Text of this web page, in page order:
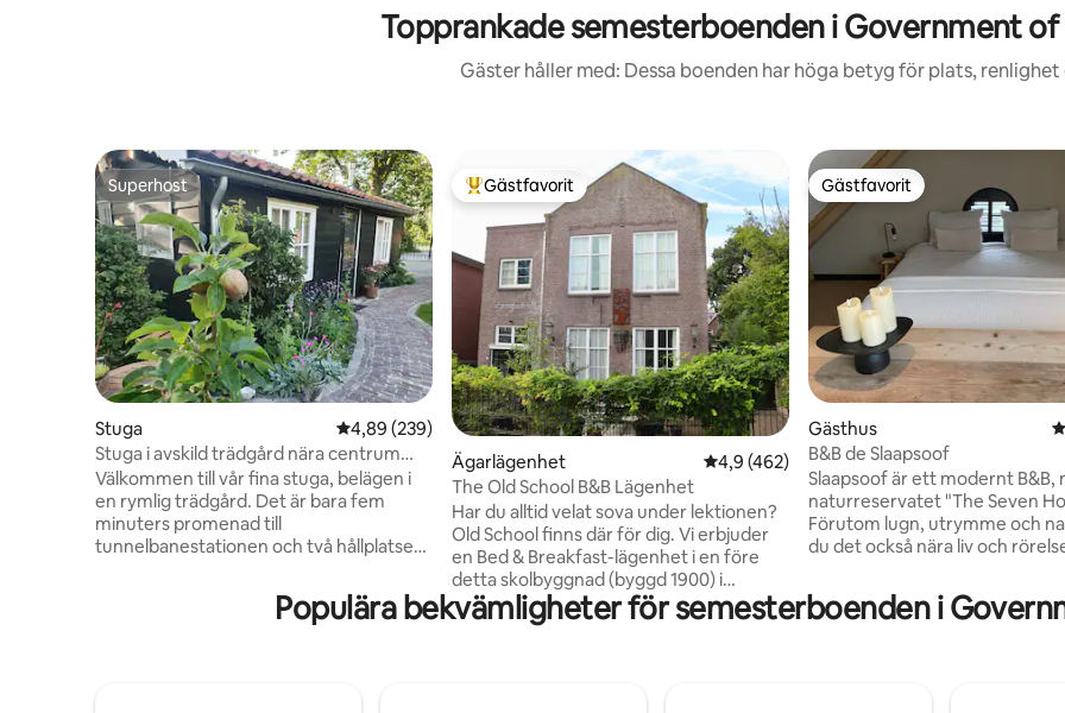
Topprankade semesterboenden i Government
Gäster håller med: Dessa boenden har höga betyg för plats, renlighet
Superhost
Superhost
Stuga 4,89 av 5 i genomsnittligt betyg, 239 omdömen
4,89 (239)
Stuga i avskild trädgård nära centrum
Rotterdam
Välkommen till vår fina stuga, belägen i
en rymlig trädgård. Det är bara fem
minuters promenad till
tunnelbanestationen och två hållplatser
perfekta platsen för att utforska staden
och omgivningen. Stugan är fullt
Populär gästfavorit
Gästfavorit
Ägarlägenhet 4,9 av 5 i genomsnittligt betyg, 462
4,9 (462)
The Old School B&B Lägenhet
Har du alltid velat sova under lektionen?
Old School finns där för dig. Vi erbjuder
en Bed & Breakfast-lägenhet i en före
detta skolbyggnad (byggd 1900) i
Schiedam. Lägenheten (67 m2/720 ft2)
ligger på bottenvåningen. Det finns
Gästfavorit
Gästfavorit
Gästhus
B&B de Slaapsoof
Slaapsoof är ett modernt B&B,
naturreservatet "The Seven
Förutom lugn, utrymme och
du det också nära liv och
kilometer bort, vackra cykel-
vandringsleder och den mysiga
Populära bekvämligheter för semesterboenden i